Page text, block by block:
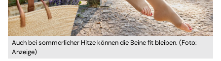
Auch bei sommerlicher Hitze können die Beine fit bleiben. (Foto:
Anzeige)